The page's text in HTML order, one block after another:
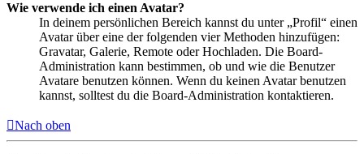
Wie verwende ich einen Avatar?
In deinem persönlichen Bereich kannst du unter „Profil“ einen
Avatar über eine der folgenden vier Methoden hinzufügen:
Gravatar, Galerie, Remote oder Hochladen. Die Board-
Administration kann bestimmen, ob und wie die Benutzer
Avatare benutzen können. Wenn du keinen Avatar benutzen
kannst, solltest du die Board-Administration kontaktieren.
Nach oben